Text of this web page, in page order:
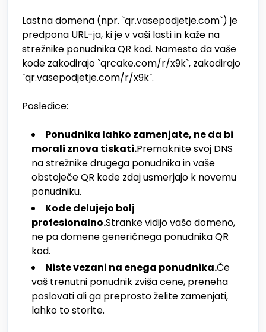
Lastna domena (npr. `qr.vasepodjetje.com`) je
predpona URL-ja, ki je v vaši lasti in kaže na
strežnike ponudnika QR kod. Namesto da vaše
kode zakodirajo `qrcake.com/r/x9k`, zakodirajo
`qr.vasepodjetje.com/r/x9k`.
Posledice:
Ponudnika lahko zamenjate, ne da bi
morali znova tiskati.Premaknite svoj DNS
na strežnike drugega ponudnika in vaše
obstoječe QR kode zdaj usmerjajo k novemu
ponudniku.
Kode delujejo bolj
profesionalno.Stranke vidijo vašo domeno,
ne pa domene generičnega ponudnika QR
kod.
Niste vezani na enega ponudnika.Če
vaš trenutni ponudnik zviša cene, preneha
poslovati ali ga preprosto želite zamenjati,
lahko to storite.